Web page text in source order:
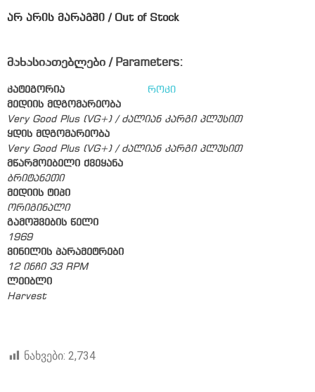
არ არის მარაგში / Out of Stock
მახასიათებლები / Parameters:
კატეგორია
როკი
მედიის მდგომარეობა
Very Good Plus (VG+) / ძალიან კარგი პლუსით
ყდის მდგომარეობა
Very Good Plus (VG+) / ძალიან კარგი პლუსით
მწარმოებელი ქვეყანა
ბრიტანეთი
მედიის ტიპი
ორიგინალი
გამოშვების წელი
1969
ვინილის პარამეტრები
12 ინჩი 33 RPM
ლეიბლი
Harvest
ნახვები: 2,734